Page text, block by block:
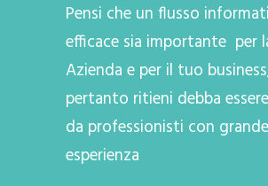
Pensi che un flusso
efficace sia importante per
Azienda e per il tuo
pertanto ritieni debba
da professionisti con grande
esperienza